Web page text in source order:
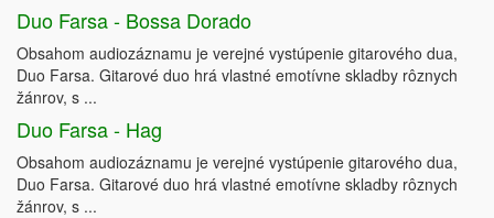
Duo Farsa - Bossa Dorado
Obsahom audiozáznamu je verejné vystúpenie gitarového dua,
Duo Farsa. Gitarové duo hrá vlastné emotívne skladby rôznych
žánrov, s ...
Duo Farsa - Hag
Obsahom audiozáznamu je verejné vystúpenie gitarového dua,
Duo Farsa. Gitarové duo hrá vlastné emotívne skladby rôznych
žánrov, s ...